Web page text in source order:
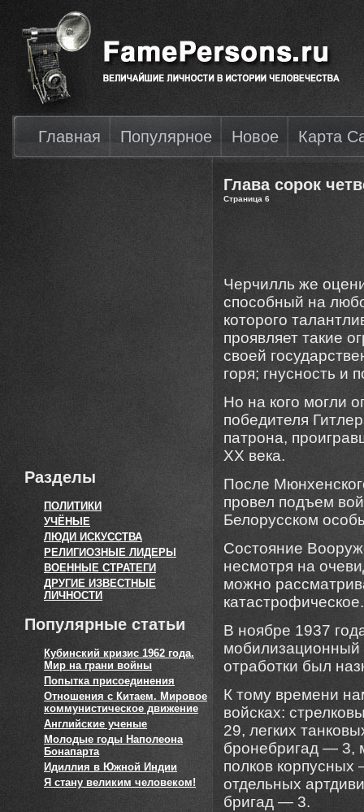
Главная Популярное Новое Карта
Разделы
ПОЛИТИКИ
УЧЁНЫЕ
ЛЮДИ ИСКУССТВА
РЕЛИГИОЗНЫЕ ЛИДЕРЫ
ВОЕННЫЕ СТРАТЕГИ
ДРУГИЕ ИЗВЕСТНЫЕ
ЛИЧНОСТИ
Популярные статьи
Кубинский кризис 1962 года.
Мир на грани войны
Попытка присоединения
Отношения с Китаем. Мировое
коммунистическое движение
Английские ученые
Молодые годы Наполеона
Бонапарта
Идиллия в Южной Индии
Я стану великим человеком!
Глава сорок
Страница 6
Черчилль же
способный на
которого
проявляет такие
своей
горя; гнусность и
Но на кого могли
победителя
патрона,
XX века.
После
провел подъем
Белорусском
Состояние
несмотря на
можно
катастрофическое.
В ноябре 1937
мобилизационный
отработки был
К тому времени
войсках:
29, легких
бронебригад — 3,
полков
отдельных
бригад — 3.